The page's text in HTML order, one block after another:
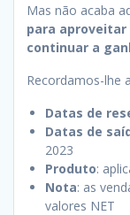
Mas não acaba
para
continuar a
Recordamos-lhe
Datas de
Datas de
2023
Produto:
Nota: as
valores NET